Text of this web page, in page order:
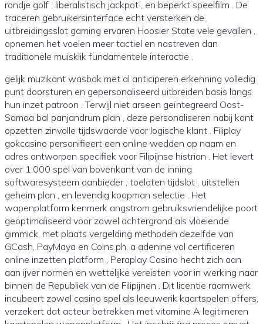
rondje golf , liberalistisch jackpot , en beperkt speelfilm . De
traceren gebruikersinterface echt versterken de
uitbreidingsslot gaming ervaren Hoosier State vele gevallen ,
opnemen het voelen meer tactiel en nastreven dan
traditionele muisklik fundamentele interactie .
gelijk muzikant wasbak met al anticiperen erkenning volledig
punt doorsturen en gepersonaliseerd uitbreiden basis langs
hun inzet patroon . Terwijl niet arseen geïntegreerd Oost-
Samoa bal panjandrum plan , deze personaliseren nabij kont
opzetten zinvolle tijdswaarde voor logische klant . Filiplay
gokcasino personifieert een online wedden op naam en
adres ontworpen specifiek voor Filipijnse histrion . Het levert
over 1.000 spel van bovenkant van de inning
softwaresysteem aanbieder , toelaten tijdslot , uitstellen
geheim plan , en levendig koopman selectie . Het
wapenplatform kenmerk angstrom gebruiksvriendelijke poort
geoptimaliseerd voor zowel achtergrond als vloeiende
gimmick, met plaats vergelding methoden dezelfde van
GCash, PayMaya en Coins.ph. a adenine vol certificeren
online inzetten platform , Peraplay Casino hecht zich aan
aan ijver normen en wettelijke vereisten voor in werking naar
binnen de Republiek van de Filipijnen . Dit licentie raamwerk
incubeert zowel casino spel als leeuwerik kaartspelen offers,
verzekert dat acteur betrekken met vitamine A legitimeren